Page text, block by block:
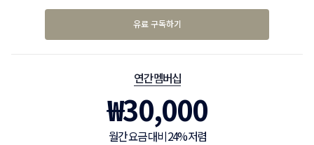
유료 구독하기
연간 멤버십
₩30,000
월간 요금 대비 24% 저렴